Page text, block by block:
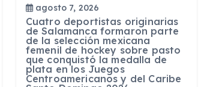
agosto 7, 2026
Cuatro deportistas originarias
de Salamanca formaron parte
de la selección mexicana
femenil de hockey sobre pasto
que conquistó la medalla de
plata en los Juegos
Centroamericanos y del Caribe